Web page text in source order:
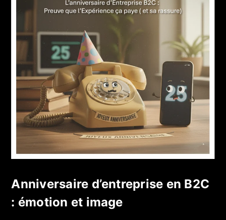
Anniversaire d’entreprise en B2C
: émotion et image